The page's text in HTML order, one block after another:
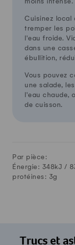
Cuisinez local
tremper les
l'eau froide.
dans une
ébullition,
Vous pouvez
une salade,
l'eau chaude,
de cuisson.
Par pièce:
Énergie: 348kJ /
protéines: 3g
Trucs et